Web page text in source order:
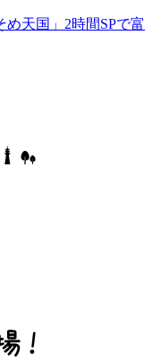
天国」2時間SPで富